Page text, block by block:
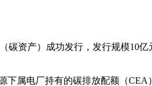
资产）成功发行，发行规模10
属电厂持有的碳排放配额（